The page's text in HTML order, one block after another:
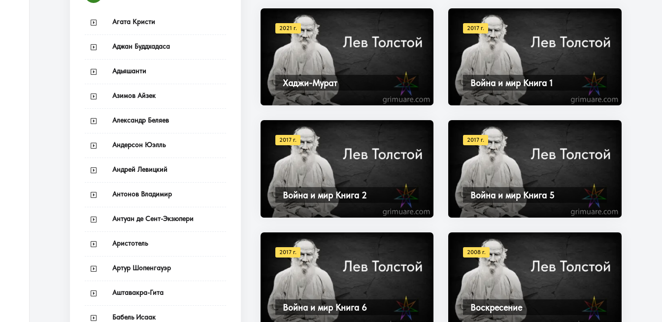
2021 г.
Хаджи-Мурат
2017 г.
Война и мир Книга 1
2017 г.
Война и мир Книга 2
2017 г.
Война и мир Книга 5
2017 г.
Война и мир Книга 6
2008 г.
Воскресение
Агата Кристи
Аджан Буддхадаса
Адьяшанти
Азимов Айзек
Александр Беляев
Андерсон Юэлль
Андрей Левицкий
Антонов Владимир
Антуан де Сент-Экзюпери
Аристотель
Артур Шопенгауэр
Аштавакра-Гита
Бабель Исаак